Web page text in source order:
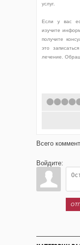
услуг.
Если у вас
изучите
получите
это
лечение.
1 2 3 4
Всего
Войдите: